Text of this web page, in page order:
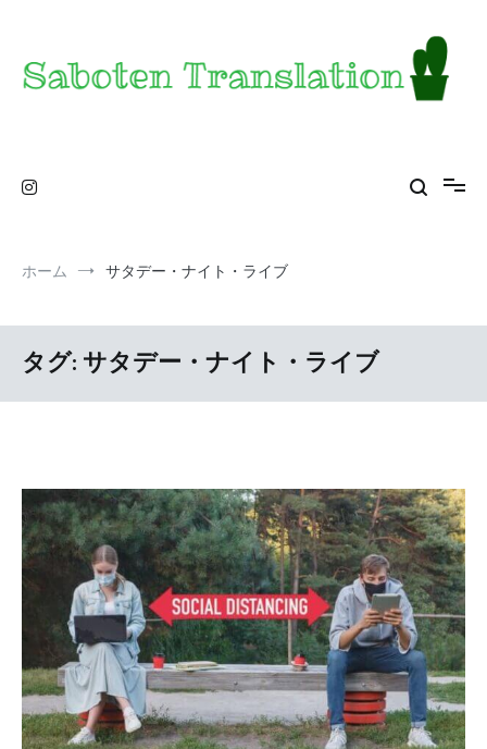
ホーム サタデー・ナイト・ライブ
タグ:サタデー・ナイト・ライブ